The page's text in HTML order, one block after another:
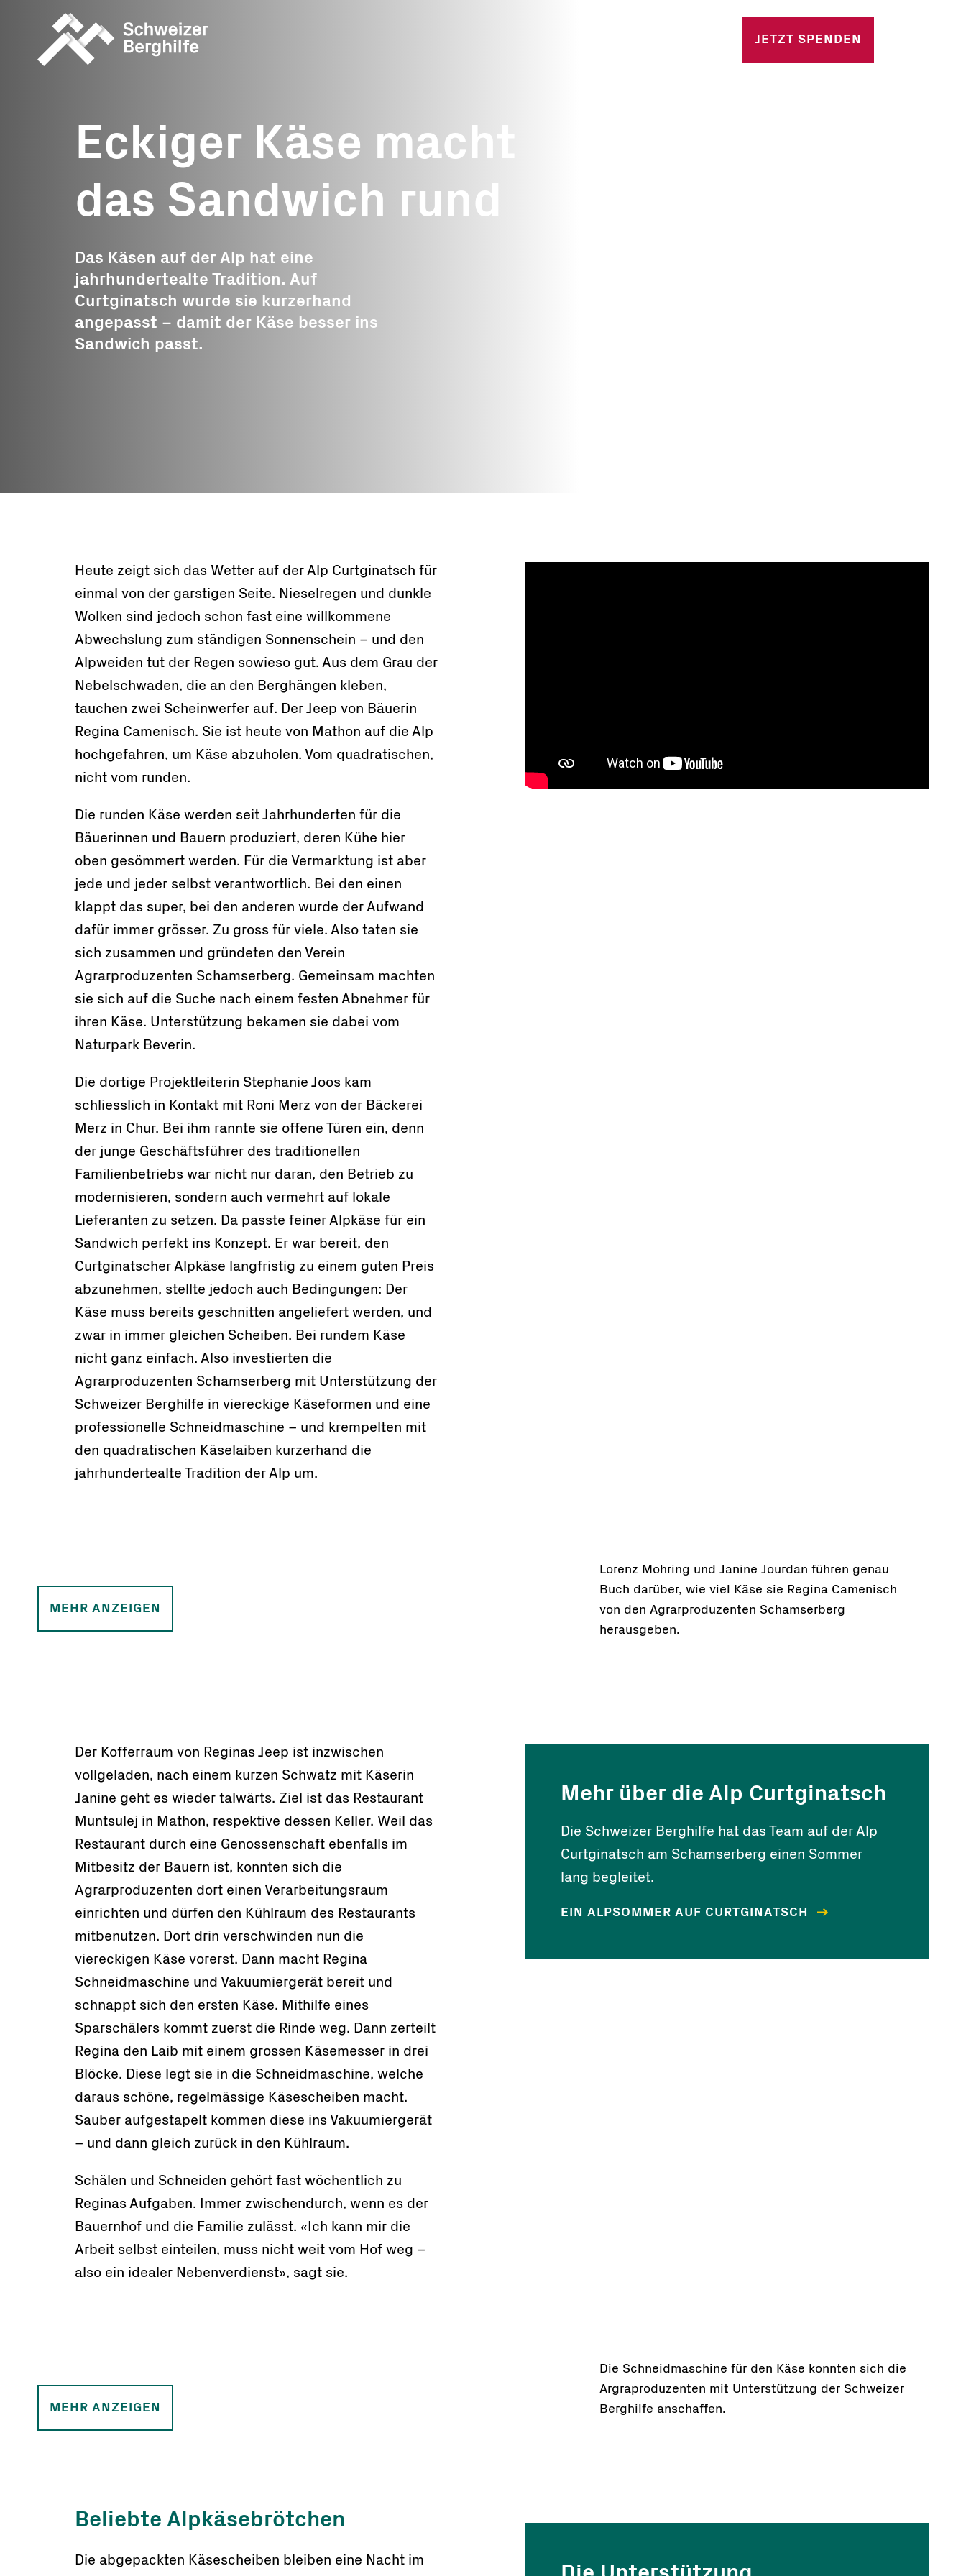
Geschichten
Berghilfe unterwegs
können
Allgemeine Spende
Ereignisspende
Monatsprojekte
Projektspende
Trauerspende
Erbschaft, Legat
Gesuch einreichen
Tourismus
JETZT SPENDEN
Eckiger Käse macht
das Sandwich rund
Das Käsen auf der Alp hat eine
jahrhundertealte Tradition. Auf
Curtginatsch wurde sie kurzerhand
angepasst – damit der Käse besser ins
Sandwich passt.
Heute zeigt sich das Wetter auf der Alp Curtginatsch für
einmal von der garstigen Seite. Nieselregen und dunkle
Wolken sind jedoch schon fast eine willkommene
Abwechslung zum ständigen Sonnenschein – und den
Alpweiden tut der Regen sowieso gut. Aus dem Grau der
Nebelschwaden, die an den Berghängen kleben,
tauchen zwei Scheinwerfer auf. Der Jeep von Bäuerin
Regina Camenisch. Sie ist heute von Mathon auf die Alp
hochgefahren, um Käse abzuholen. Vom quadratischen,
nicht vom runden.
Die runden Käse werden seit Jahrhunderten für die
Bäuerinnen und Bauern produziert, deren Kühe hier
oben gesömmert werden. Für die Vermarktung ist aber
jede und jeder selbst verantwortlich. Bei den einen
klappt das super, bei den anderen wurde der Aufwand
dafür immer grösser. Zu gross für viele. Also taten sie
sich zusammen und gründeten den Verein
Agrarproduzenten Schamserberg. Gemeinsam machten
sie sich auf die Suche nach einem festen Abnehmer für
ihren Käse. Unterstützung bekamen sie dabei vom
Naturpark Beverin.
Die dortige Projektleiterin Stephanie Joos kam
schliesslich in Kontakt mit Roni Merz von der Bäckerei
Merz in Chur. Bei ihm rannte sie offene Türen ein, denn
der junge Geschäftsführer des traditionellen
Familienbetriebs war nicht nur daran, den Betrieb zu
modernisieren, sondern auch vermehrt auf lokale
Lieferanten zu setzen. Da passte feiner Alpkäse für ein
Sandwich perfekt ins Konzept. Er war bereit, den
Curtginatscher Alpkäse langfristig zu einem guten Preis
abzunehmen, stellte jedoch auch Bedingungen: Der
Käse muss bereits geschnitten angeliefert werden, und
zwar in immer gleichen Scheiben. Bei rundem Käse
nicht ganz einfach. Also investierten die
Agrarproduzenten Schamserberg mit Unterstützung der
Schweizer Berghilfe in viereckige Käseformen und eine
professionelle Schneidmaschine – und krempelten mit
den quadratischen Käselaiben kurzerhand die
jahrhundertealte Tradition der Alp um.
MEHR ANZEIGEN
Lorenz Mohring und Janine Jourdan führen genau
Buch darüber, wie viel Käse sie Regina Camenisch
von den Agrarproduzenten Schamserberg
herausgeben.
Der Kofferraum von Reginas Jeep ist inzwischen
vollgeladen, nach einem kurzen Schwatz mit Käserin
Janine geht es wieder talwärts. Ziel ist das Restaurant
Muntsulej in Mathon, respektive dessen Keller. Weil das
Restaurant durch eine Genossenschaft ebenfalls im
Mitbesitz der Bauern ist, konnten sich die
Agrarproduzenten dort einen Verarbeitungsraum
einrichten und dürfen den Kühlraum des Restaurants
mitbenutzen. Dort drin verschwinden nun die
viereckigen Käse vorerst. Dann macht Regina
Schneidmaschine und Vakuumiergerät bereit und
schnappt sich den ersten Käse. Mithilfe eines
Sparschälers kommt zuerst die Rinde weg. Dann zerteilt
Regina den Laib mit einem grossen Käsemesser in drei
Blöcke. Diese legt sie in die Schneidmaschine, welche
daraus schöne, regelmässige Käsescheiben macht.
Sauber aufgestapelt kommen diese ins Vakuumiergerät
– und dann gleich zurück in den Kühlraum.
Schälen und Schneiden gehört fast wöchentlich zu
Reginas Aufgaben. Immer zwischendurch, wenn es der
Bauernhof und die Familie zulässt. «Ich kann mir die
Arbeit selbst einteilen, muss nicht weit vom Hof weg –
also ein idealer Nebenverdienst», sagt sie.
Mehr über die Alp Curtginatsch
Die Schweizer Berghilfe hat das Team auf der Alp
Curtginatsch am Schamserberg einen Sommer
lang begleitet.
EIN ALPSOMMER AUF CURTGINATSCH
MEHR ANZEIGEN
Die Schneidmaschine für den Käse konnten sich die
Argraproduzenten mit Unterstützung der Schweizer
Berghilfe anschaffen.
Beliebte Alpkäsebrötchen
Die abgepackten Käsescheiben bleiben eine Nacht im